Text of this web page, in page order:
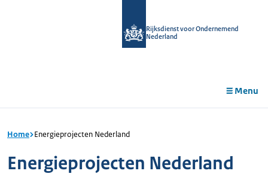
Rijksdienst voor Ondernemend
Nederland
Menu
Home Energieprojecten Nederland
Energieprojecten Nederland